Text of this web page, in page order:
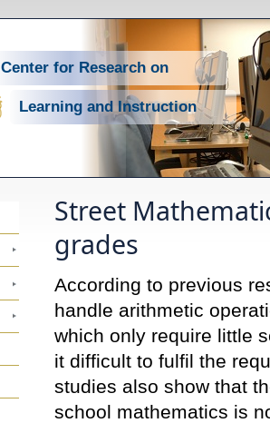
Center for Research on
Learning and Instruction
Street
grades
According to previous
handle arithmetic
which only require little
it difficult to fulfil the
studies also show that
school mathematics is